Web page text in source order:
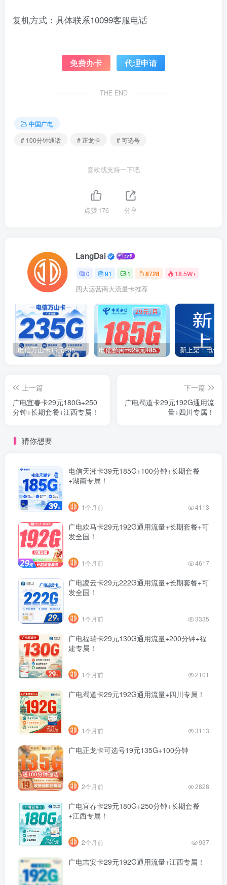
复机方式：具体联系10099客服电话
免费办卡 代理申请
THE END
中国广电
# 100分钟通话
# 正龙卡 # 可选号
喜欢就支持一下吧
点赞176 分享
LangDai
0 91 1 8728 18.5W+
四大运营商大流量卡推荐
电信万山卡19元235G+100分钟+广东省专属！ 电信黔河卡29元185G+200分钟+贵州专属！
上一篇
广电宜春卡29元180G+250
分钟+长期套餐+江西专属！
下一篇
广电蜀道卡29元192G通用流
量+四川专属！
猜你想要
电信天湘卡39元185G+100分钟+长期套餐
+湖南专属！
1个月前 4113
广电欢马卡29元192G通用流量+长期套餐+可
发全国！
1个月前 4617
广电凌云卡29元222G通用流量+长期套餐+可
发全国！
1个月前 3335
广电福瑞卡29元130G通用流量+200分钟+福
建专属！
1个月前 2101
广电蜀道卡29元192G通用流量+四川专属！
1个月前 3113
广电正龙卡可选号19元135G+100分钟
2个月前 2828
广电宜春卡29元180G+250分钟+长期套餐
+江西专属！
2个月前 937
广电吉安卡29元192G通用流量+江西专属！